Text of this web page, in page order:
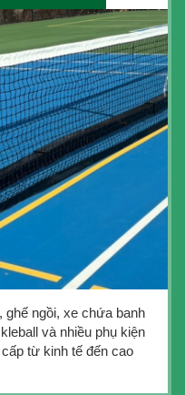
ngồi, xe chứa banh
và nhiều phụ kiện
từ kinh tế đến cao